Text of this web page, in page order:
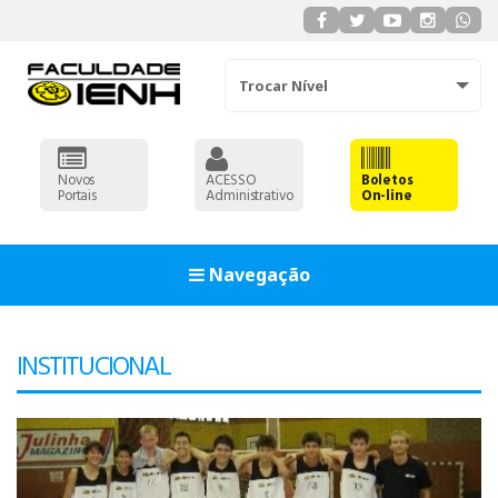
Trocar Nível
Novos
Portais
ACESSO
Administrativo
Boletos
On-line
Navegação
ADMINISTRAÇÃO
INSTITUCIONAL
90
92
93